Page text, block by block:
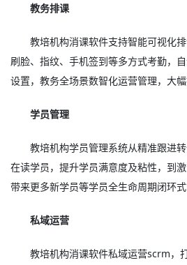
教务排课
教培机构消课软件支持智能可视化
刷脸、指纹、手机签到等多方式考勤，
设置，教务全场景数智化运营管理，大幅
学员管理
教培机构学员管理系统从精准跟进
在读学员，提升学员满意度及粘性，到
带来更多新学员等学员全生命周期闭环
私域运营
教培机构消课软件私域运营scrm，